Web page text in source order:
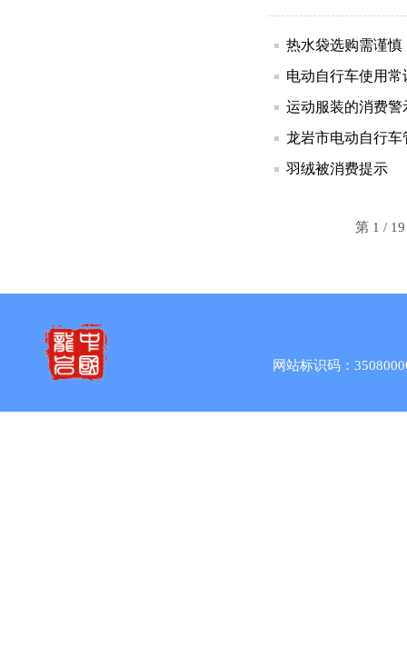
热水袋选购需谨慎
电动自行车使用常
运动服装的消费警
龙岩市电动自行车
羽绒被消费提示
第 1 /
网站标识码：